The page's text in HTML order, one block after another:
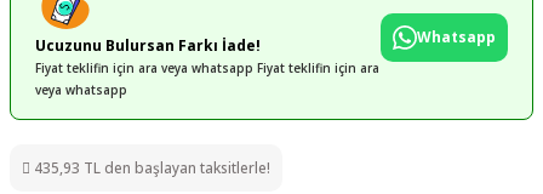
Ucuzunu Bulursan Farkı İade!
Fiyat teklifin için ara veya whatsapp Fiyat teklifin için ara
veya whatsapp
Whatsapp
435,93 TL den başlayan taksitlerle!